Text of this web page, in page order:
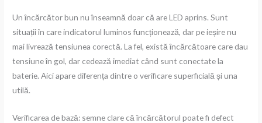
Un încărcător bun nu înseamnă doar că are LED aprins. Sunt
situații în care indicatorul luminos funcționează, dar pe ieșire nu
mai livrează tensiunea corectă. La fel, există încărcătoare care dau
tensiune în gol, dar cedează imediat când sunt conectate la
baterie. Aici apare diferența dintre o verificare superficială și una
utilă.
Verificarea de bază: semne clare că încărcătorul poate fi defect